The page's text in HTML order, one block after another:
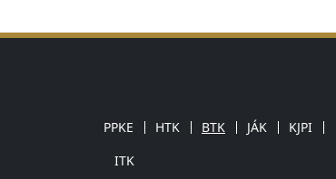
PPKE HTK BTK JÁK
KJPI
ITK